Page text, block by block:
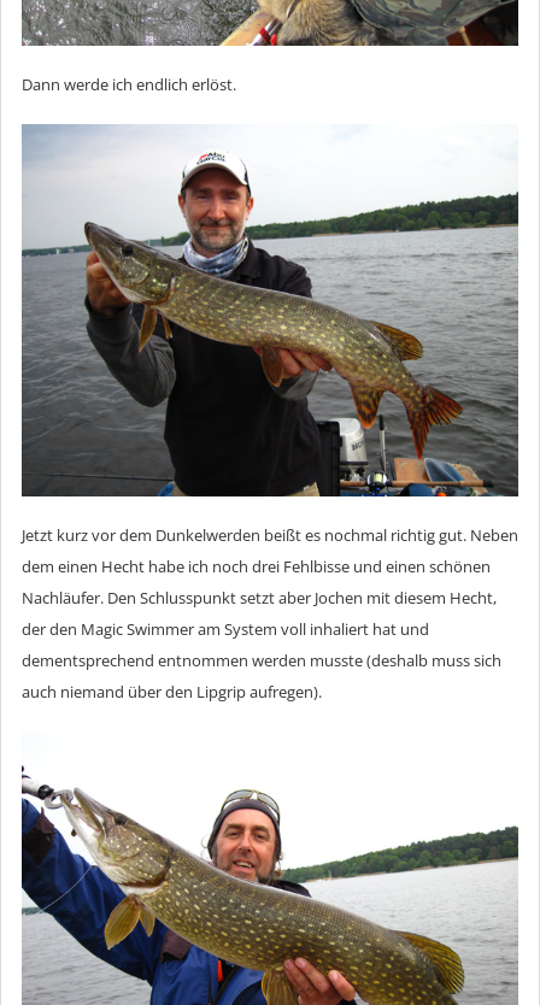
Dann werde ich endlich erlöst.
Jetzt kurz vor dem Dunkelwerden beißt es nochmal richtig gut. Neben
dem einen Hecht habe ich noch drei Fehlbisse und einen schönen
Nachläufer. Den Schlusspunkt setzt aber Jochen mit diesem Hecht,
der den Magic Swimmer am System voll inhaliert hat und
dementsprechend entnommen werden musste (deshalb muss sich
auch niemand über den Lipgrip aufregen).